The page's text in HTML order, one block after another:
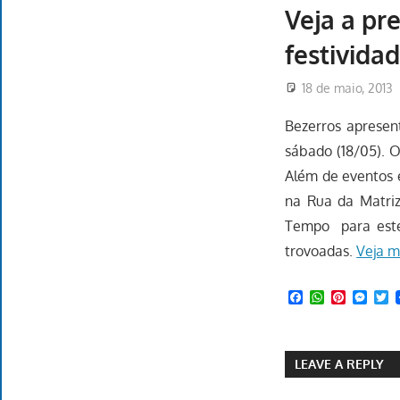
Veja a
18 de maio, 2013
Bezerros
sábado (18/05).
Além de eventos
na Rua da
Tempo para
trovoadas.Veja
Facebook
WhatsApp
LEAVE A REPLY